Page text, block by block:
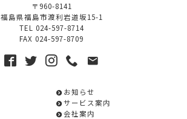
〒960-8141
福島県福島市渡利岩道坂15-1
TEL 024-597-8714
FAX 024-597-8709
お知らせ
サービス案内
会社案内